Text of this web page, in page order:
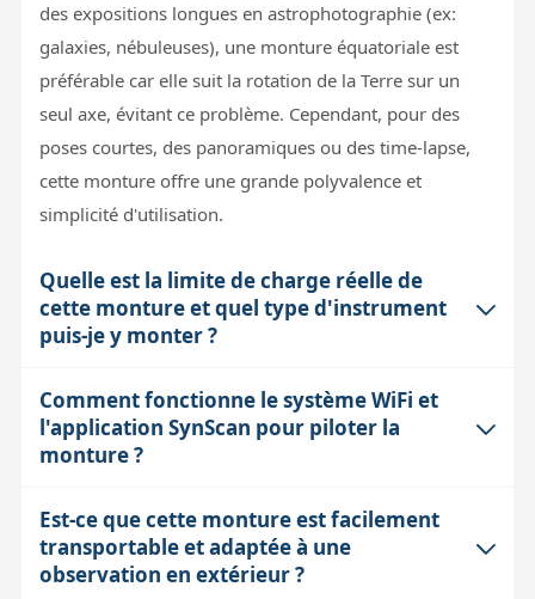
des expositions longues en astrophotographie (ex:
galaxies, nébuleuses), une monture équatoriale est
préférable car elle suit la rotation de la Terre sur un
seul axe, évitant ce problème. Cependant, pour des
poses courtes, des panoramiques ou des time-lapse,
cette monture offre une grande polyvalence et
simplicité d'utilisation.
Quelle est la limite de charge réelle de
cette monture et quel type d'instrument
puis-je y monter ?
La capacité officielle de charge est de 5 kg, ce qui
correspond à des instruments légers comme des
lunettes apochromatiques jusqu'à environ 100-120
mm, ou de petits télescopes Newton compacts. Il faut
cependant rester vigilant sur la longueur du tube pour
Comment fonctionne le système WiFi et
l'application SynScan pour piloter la
monture ?
Le module WiFi intégré crée un point d'accès sans fil
auquel vous connectez votre smartphone ou tablette
via l'application gratuite SynScan App (iOS ou Android).
Est-ce que cette monture est facilement
transportable et adaptée à une
observation en extérieur ?